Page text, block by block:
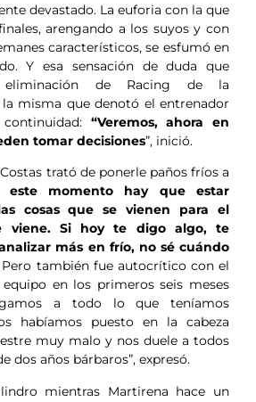
devastado. La euforia con la que
arengando a los suyos y con
característicos, se esfumó en
Y esa sensación de duda que
de Racing de la
misma que denotó el entrenador
“Veremos, ahora en
tomar decisiones”, inició.
trató de ponerle paños fríos a
este momento hay que estar
cosas que se vienen para el
viene. Si hoy te digo algo, te
más en frío, no sé cuándo
también fue autocrítico con el
en los primeros seis meses
a todo lo que teníamos
habíamos puesto en la cabeza
muy malo y nos duele a todos
dos años bárbaros”, expresó.